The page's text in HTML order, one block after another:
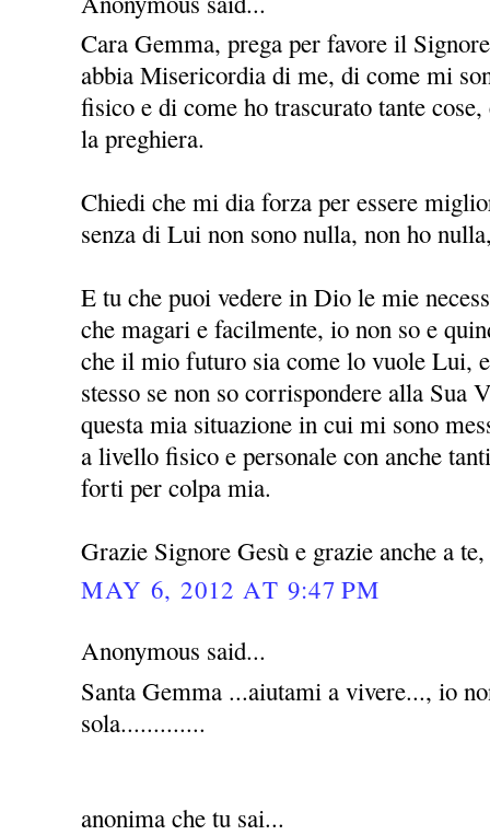
Cara Gemma, prega per favore il
abbia Misericordia di me, di come mi
fisico e di come ho trascurato tante
la preghiera.
Chiedi che mi dia forza per essere
senza di Lui non sono nulla, non ho
E tu che puoi vedere in Dio le mie
che magari e facilmente, io non so e
che il mio futuro sia come lo vuole Lui,
stesso se non so corrispondere alla Sua
questa mia situazione in cui mi sono
a livello fisico e personale con anche
forti per colpa mia.
Grazie Signore Gesù e grazie anche a
MAY 6, 2012 AT 9:47 PM
Anonymous said...
Santa Gemma ...aiutami a vivere..., io
sola.............
anonima che tu sai...